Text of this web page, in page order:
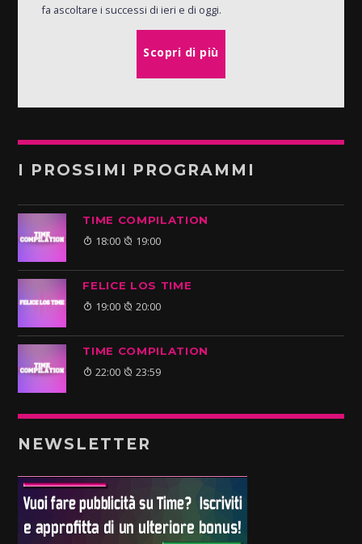
fa ascoltare i successi di ieri e di oggi.
Scopri di più
I PROSSIMI PROGRAMMI
TIME COMPILATION
18:00 19:00
FELICE LOS TIME
19:00 20:00
TIME COMPILATION
22:00 23:59
NEWSLETTER